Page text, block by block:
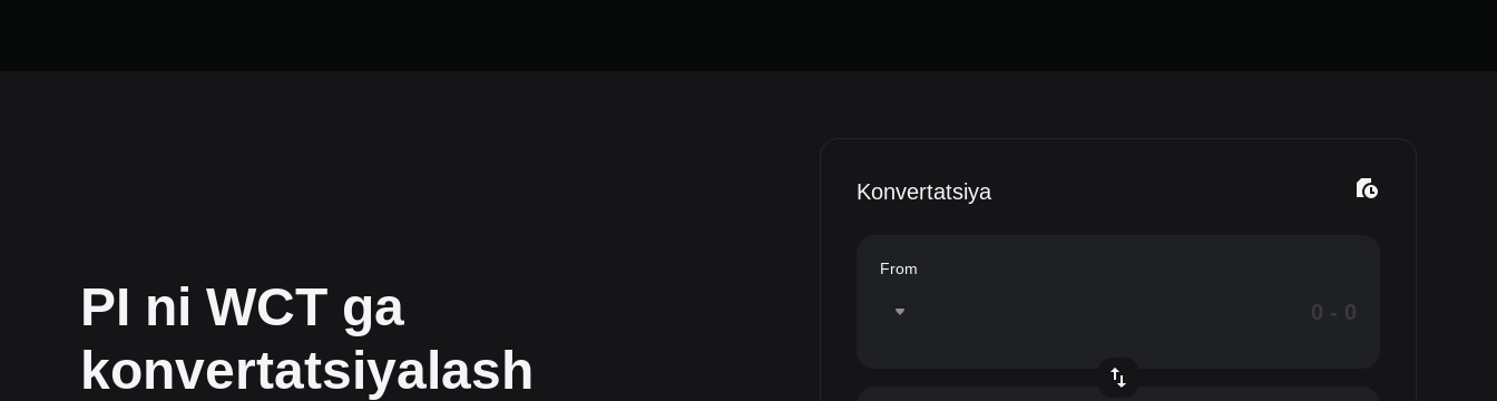
PI ni WCT ga
konvertatsiyalash
Konvertatsiya
From